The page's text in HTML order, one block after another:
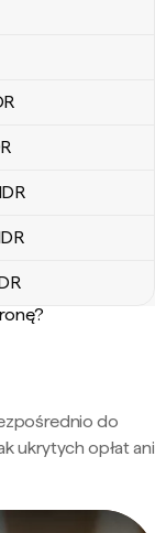
IDR
do
ukrytych opłat ani